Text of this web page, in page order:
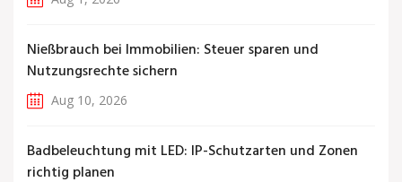
Nießbrauch bei Immobilien: Steuer sparen und
Nutzungsrechte sichern
Aug 10, 2026
Badbeleuchtung mit LED: IP-Schutzarten und Zonen
richtig planen